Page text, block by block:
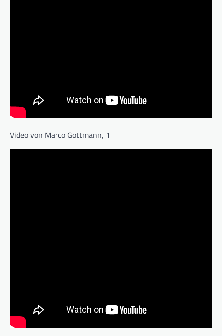
Video von Marco Gottmann, 1